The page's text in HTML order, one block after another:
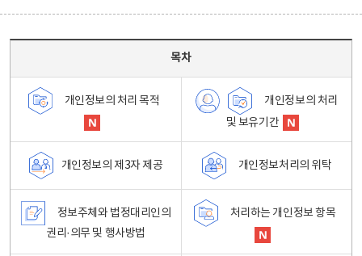
목차
개인정보의 처리 목적
개인정보의 처리
및 보유기간
개인정보의 제3자 제공 개인정보처리의 위탁
정보주체와 법정대리인의
권리·의무 및 행사방법
처리하는 개인정보 항목